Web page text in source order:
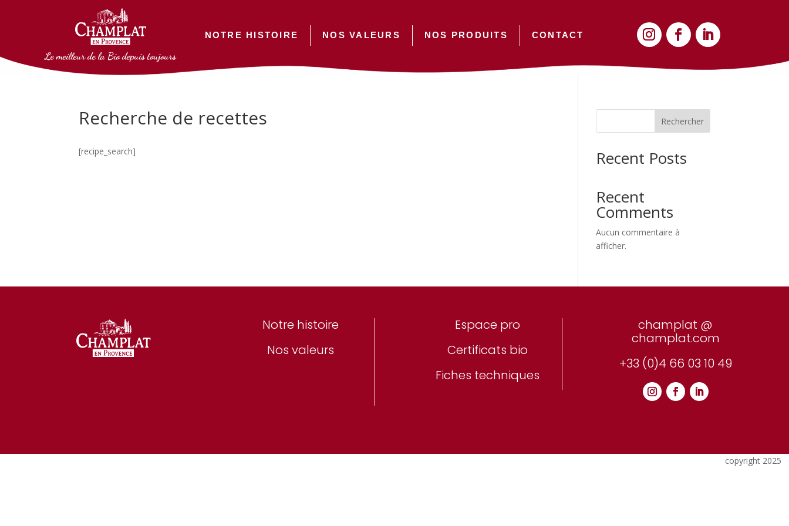
Le meilleur de la Bio depuis toujours
NOTRE HISTOIRE NOS VALEURS NOS PRODUITS CONTACT
Recherche de recettes
[recipe_search]
Rechercher
Recent Posts
Recent
Comments
Aucun commentaire à
afficher.
Notre histoire
Nos valeurs
Espace pro
Certificats bio
Fiches techniques
champlat @
champlat.com
+33 (0)4 66 03 10 49
copyright 2025